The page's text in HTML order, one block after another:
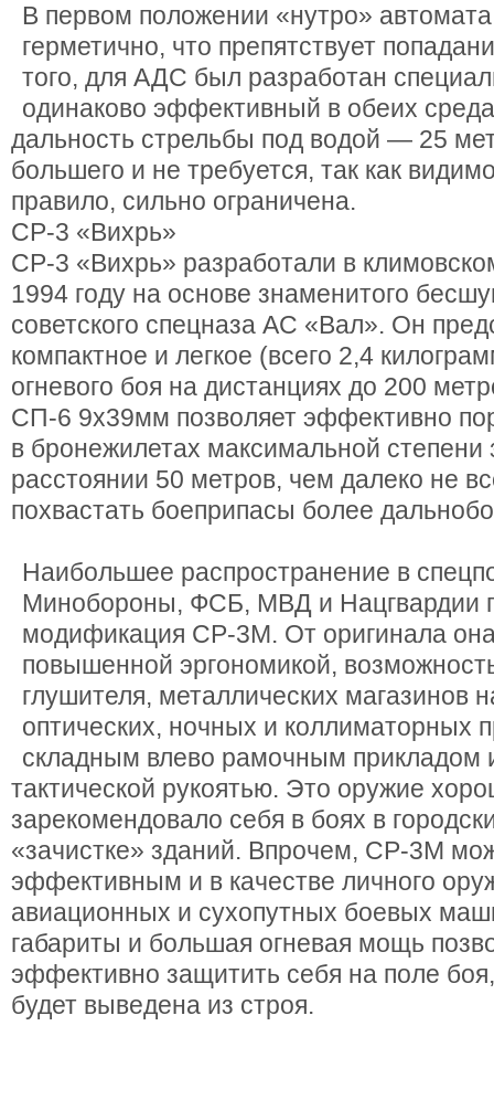
В первом положении «нутро»
герметично, что препятствует
того, для АДС был разработан
одинаково эффективный в обеих
дальность стрельбы под водой — 25
большего и не требуется, так как
правило, сильно ограничена.
СР-3 «Вихрь»
СР-3 «Вихрь» разработали в
1994 году на основе знаменитого
советского спецназа АС «Вал». Он
компактное и легкое (всего 2,4
огневого боя на дистанциях до 200
СП-6 9х39мм позволяет эффективно
в бронежилетах максимальной
расстоянии 50 метров, чем далеко не
похвастать боеприпасы более
Наибольшее распространение в
Минобороны, ФСБ, МВД и Нацгвардии
модификация СР-3М. От оригинала
повышенной эргономикой,
глушителя, металлических магазинов
оптических, ночных и коллиматорных
складным влево рамочным прикладом
тактической рукоятью. Это оружие
зарекомендовало себя в боях в
«зачистке» зданий. Впрочем, СР-3М
эффективным и в качестве личного
авиационных и сухопутных боевых
габариты и большая огневая мощь
эффективно защитить себя на поле
будет выведена из строя.